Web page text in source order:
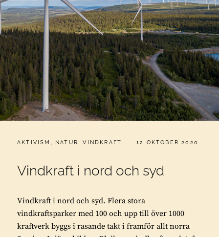
CATEGORIES:
AKTIVISM , NATUR ,VINDKRAFT PUBLICERAT
12 OKTOBER 2020
Vindkraft i nord och syd
Vindkraft i nord och syd. Flera stora
vindkraftsparker med 100 och upp till över 1000
kraftverk byggs i rasande takt i framför allt norra